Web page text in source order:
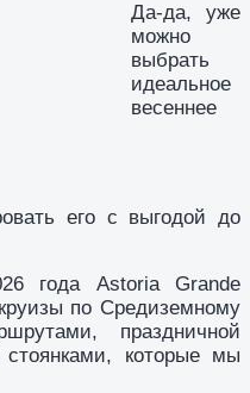
Да-да, уже
можно
выбрать
идеальное
весеннее
его с выгодой до
года Astoria Grande
по Средиземному
праздничной
которые мы